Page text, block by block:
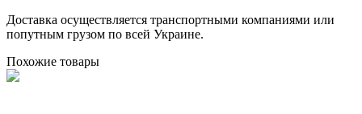
Доставка осуществляется транспортными компаниями или
попутным грузом по всей Украине.
Похожие товары